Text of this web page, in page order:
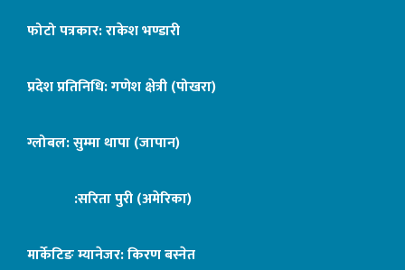
फोटो पत्रकार: राकेश भण्डारी
प्रदेश प्रतिनिधि: गणेश क्षेत्री (पोखरा)
ग्लोबल: सुम्मा थापा (जापान)
:सरिता पुरी (अमेरिका)
मार्केटिङ म्यानेजर: किरण बस्नेत